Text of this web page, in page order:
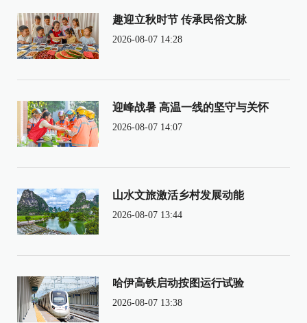
趣迎立秋时节 传承民俗文脉
2026-08-07 14:28
迎峰战暑 高温一线的坚守与关怀
2026-08-07 14:07
山水文旅激活乡村发展动能
2026-08-07 13:44
哈伊高铁启动按图运行试验
2026-08-07 13:38